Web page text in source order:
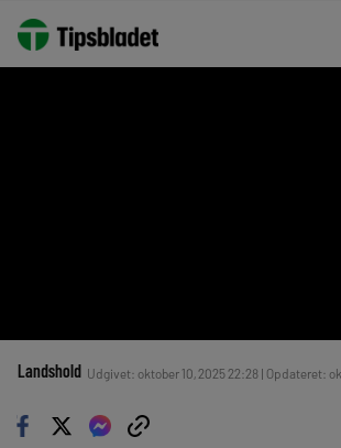
Landshold Udgivet: oktober 10, 2025 22:28 | Opdateret: